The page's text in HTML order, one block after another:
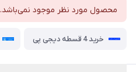
محصول مورد نظر موجود نمی‌باشد.
خرید 4 قسطه دیجی پی